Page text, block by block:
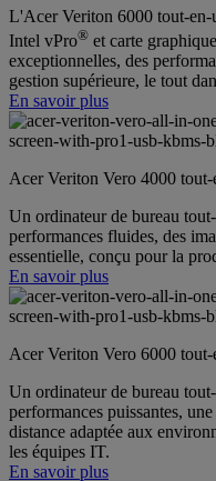
L'Acer Veriton 6000 tout-en-
Intel vPro® et carte
exceptionnelles, des
gestion supérieure, le tout
En savoir plus
Acer Veriton Vero 4000 tout-
Un ordinateur de bureau
performances fluides, des
essentielle, conçu pour la
En savoir plus
Acer Veriton Vero 6000 tout-
Un ordinateur de bureau
performances puissantes,
distance adaptée aux
les équipes IT.
En savoir plus